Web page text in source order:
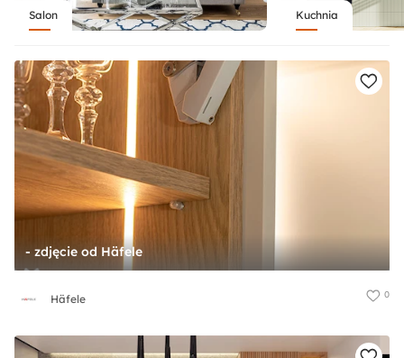
Salon Kuchnia
- zdjęcie od Häfele
Häfele 0